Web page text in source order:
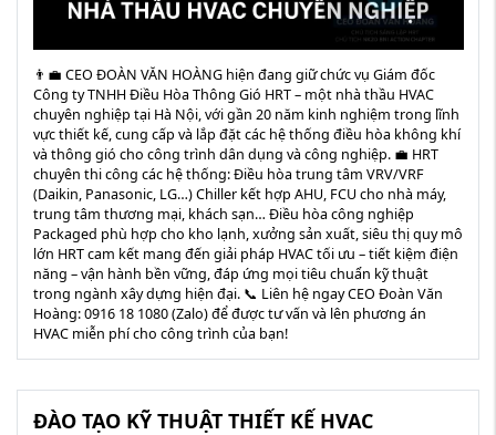
👨‍💼 CEO ĐOÀN VĂN HOÀNG hiện đang giữ chức vụ Giám đốc
Công ty TNHH Điều Hòa Thông Gió HRT – một nhà thầu HVAC
chuyên nghiệp tại Hà Nội, với gần 20 năm kinh nghiệm trong lĩnh
vực thiết kế, cung cấp và lắp đặt các hệ thống điều hòa không khí
và thông gió cho công trình dân dụng và công nghiệp. 💼 HRT
chuyên thi công các hệ thống: Điều hòa trung tâm VRV/VRF
(Daikin, Panasonic, LG…) Chiller kết hợp AHU, FCU cho nhà máy,
trung tâm thương mại, khách sạn… Điều hòa công nghiệp
Packaged phù hợp cho kho lạnh, xưởng sản xuất, siêu thị quy mô
lớn HRT cam kết mang đến giải pháp HVAC tối ưu – tiết kiệm điện
năng – vận hành bền vững, đáp ứng mọi tiêu chuẩn kỹ thuật
trong ngành xây dựng hiện đại. 📞 Liên hệ ngay CEO Đoàn Văn
Hoàng: 0916 18 1080 (Zalo) để được tư vấn và lên phương án
HVAC miễn phí cho công trình của bạn!
ĐÀO TẠO KỸ THUẬT THIẾT KẾ HVAC